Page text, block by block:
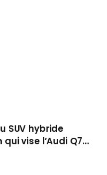
SUV hybride
vise l’Audi Q7